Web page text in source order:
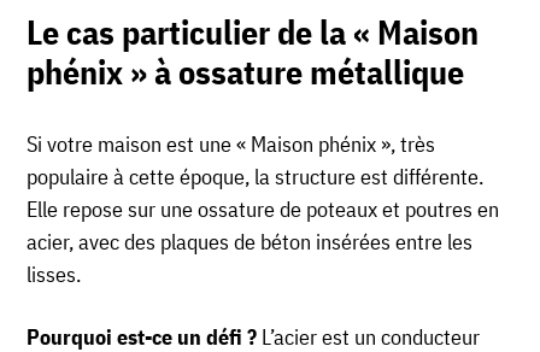
Le cas particulier de la « Maison
phénix » à ossature métallique
Si votre maison est une « Maison phénix », très
populaire à cette époque, la structure est différente.
Elle repose sur une ossature de poteaux et poutres en
acier, avec des plaques de béton insérées entre les
lisses.
Pourquoi est-ce un défi ? L’acier est un conducteur